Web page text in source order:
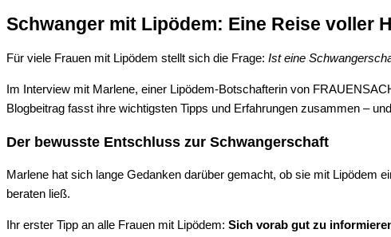
Schwanger mit Lipödem: Eine Reise voller
Für viele Frauen mit Lipödem stellt sich die Frage: Ist eine
Im Interview mit Marlene, einer Lipödem-Botschafterin von
Blogbeitrag fasst ihre wichtigsten Tipps und Erfahrungen zusammen –
Der bewusste Entschluss zur Schwangerschaft
Marlene hat sich lange Gedanken darüber gemacht, ob sie mit
beraten ließ.
Ihr erster Tipp an alle Frauen mit Lipödem: Sich vorab gut zu